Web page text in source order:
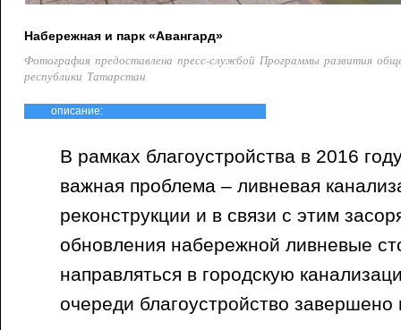
Набережная и парк «Авангард»
Фотография предоставлена пресс-службой Программы развития
республики Татарстан
описание:
В рамках благоустройства в 2016
важная проблема – ливневая
реконструкции и в связи с этим
обновления набережной ливневые
направляться в городскую
очереди благоустройство завершено